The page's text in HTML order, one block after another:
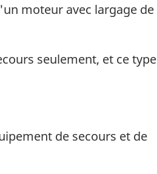
moteur avec largage de
seulement, et ce type
de secours et de